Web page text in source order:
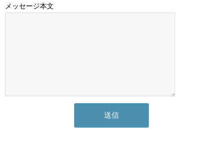
メッセージ本文